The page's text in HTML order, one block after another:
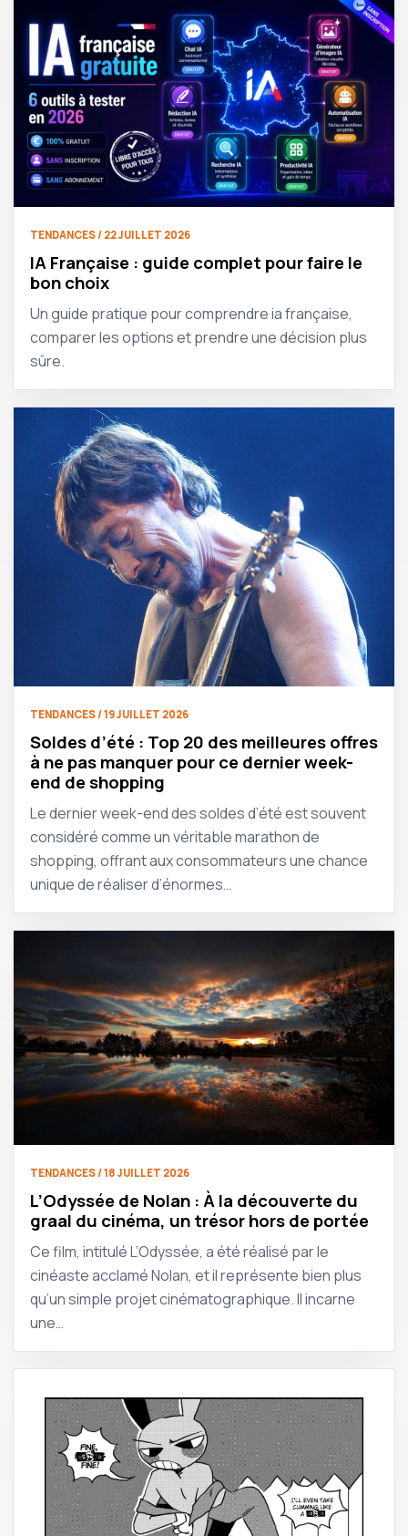
TENDANCES / 22 JUILLET 2026
IA Française : guide complet pour faire le
bon choix
Un guide pratique pour comprendre ia française,
comparer les options et prendre une décision plus
sûre.
TENDANCES / 19 JUILLET 2026
Soldes d’été : Top 20 des meilleures offres
à ne pas manquer pour ce dernier week-
end de shopping
Le dernier week-end des soldes d’été est souvent
considéré comme un véritable marathon de
shopping, offrant aux consommateurs une chance
unique de réaliser d’énormes…
TENDANCES / 18 JUILLET 2026
L’Odyssée de Nolan : À la découverte du
graal du cinéma, un trésor hors de portée
Ce film, intitulé L’Odyssée, a été réalisé par le
cinéaste acclamé Nolan, et il représente bien plus
qu’un simple projet cinématographique. Il incarne
une…